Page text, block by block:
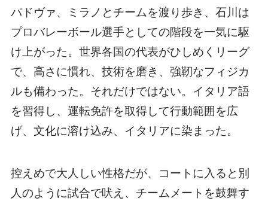
パドヴァ、ミラノとチームを渡り歩き、石川は
プロバレーボール選手としての階段を一気に駆
け上がった。世界各国の代表がひしめくリーグ
で、高さに慣れ、技術を磨き、強靭なフィジカ
ルも備わった。それだけではない。イタリア語
を習得し、運転免許を取得して行動範囲を広
げ、文化に溶け込み、イタリアに染まった。
控えめで大人しい性格だが、コートに入ると別
人のように試合で吠え、チームメートを鼓舞す